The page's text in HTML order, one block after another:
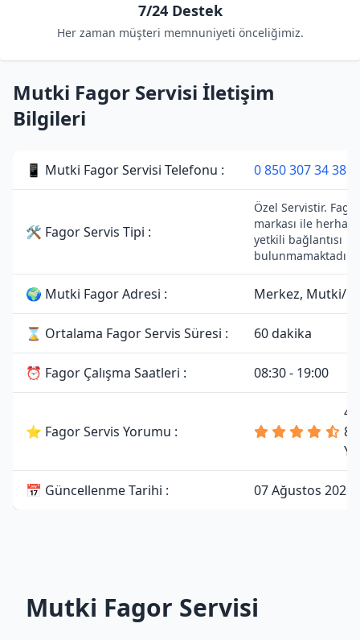
7/24 Destek
Her zaman müşteri memnuniyeti önceliğimiz.
Mutki Fagor Servisi İletişim
Bilgileri
📱 Mutki Fagor Servisi Telefonu : 0 850 307 34 38
🛠 Fagor Servis Tipi :
Özel Servistir. Fagor
markası ile
yetkili bağlantısı
bulunmamaktadır.
🌍 Mutki Fagor Adresi : Merkez, Mutki/
⌛ Ortalama Fagor Servis Süresi : 60 dakika
⏰ Fagor Çalışma Saatleri : 08:30 - 19:00
⭐ Fagor Servis Yorumu :
81
📅 Güncellenme Tarihi : 07 Ağustos 2026
Mutki Fagor Servisi